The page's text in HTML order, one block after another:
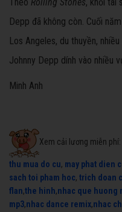
Depp đã không còn. Cuối
Los Angeles, du thuyền,
Johnny Depp dính vào nhiều
Minh Anh
Xem cải lương miễn phí:
thu mua do cu, may phat dien
sach toi pham hoc, trich doan
flan,the hinh,nhac que huong
mp3,nhac dance remix,nhac